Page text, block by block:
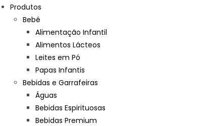
Produtos
Bebé
Alimentação Infantil
Alimentos Lácteos
Leites em Pó
Papas Infantis
Bebidas e Garrafeiras
Águas
Bebidas Espirituosas
Bebidas Premium